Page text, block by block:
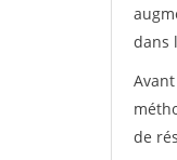
dans
de